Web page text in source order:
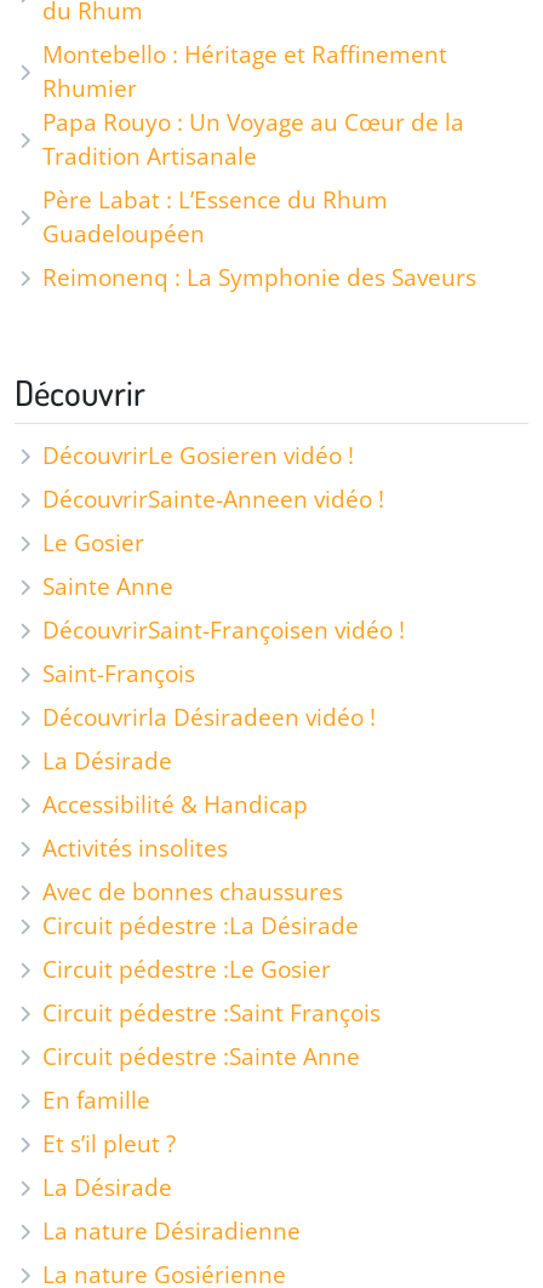
du Rhum
Montebello : Héritage et Raffinement
Rhumier
Papa Rouyo : Un Voyage au Cœur de la
Tradition Artisanale
Père Labat : L’Essence du Rhum
Guadeloupéen
Reimonenq : La Symphonie des Saveurs
Découvrir
DécouvrirLe Gosieren vidéo !
DécouvrirSainte-Anneen vidéo !
Le Gosier
Sainte Anne
DécouvrirSaint-Françoisen vidéo !
Saint-François
Découvrirla Désiradeen vidéo !
La Désirade
Accessibilité & Handicap
Activités insolites
Avec de bonnes chaussures
Circuit pédestre :La Désirade
Circuit pédestre :Le Gosier
Circuit pédestre :Saint François
Circuit pédestre :Sainte Anne
En famille
Et s’il pleut ?
La Désirade
La nature Désiradienne
La nature Gosiérienne